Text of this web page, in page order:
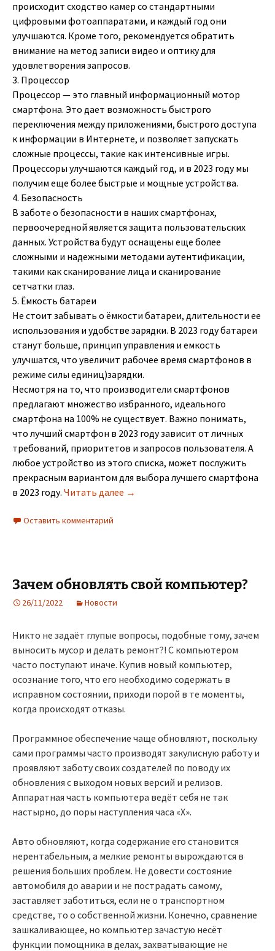
происходит сходство камер со стандартными
цифровыми фотоаппаратами, и каждый год они
улучшаются. Кроме того, рекомендуется обратить
внимание на метод записи видео и оптику для
удовлетворения запросов.
3. Процессор
Процессор — это главный информационный мотор
смартфона. Это дает возможность быстрого
переключения между приложениями, быстрого доступа
к информации в Интернете, и позволяет запускать
сложные процессы, такие как интенсивные игры.
Процессоры улучшаются каждый год, и в 2023 году мы
получим еще более быстрые и мощные устройства.
4. Безопасность
В заботе о безопасности в наших смартфонах,
первоочередной является защита пользовательских
данных. Устройства будут оснащены еще более
сложными и надежными методами аутентификации,
такими как сканирование лица и сканирование
сетчатки глаз.
5. Ёмкость батареи
Не стоит забывать о ёмкости батареи, длительности ее
использования и удобстве зарядки. В 2023 году батареи
станут больше, принцип управления и емкость
улучшатся, что увеличит рабочее время смартфонов в
режиме силы единиц)зарядки.
Несмотря на то, что производители смартфонов
предлагают множество избранного, идеального
смартфона на 100% не существует. Важно понимать,
что лучший смартфон в 2023 году зависит от личных
требований, приоритетов и запросов пользователя. А
любое устройство из этого списка, может послужить
прекрасным вариантом для выбора лучшего смартфона
в 2023 году. Читать далее Как выбрать лучший смартфон в
→
Оставить комментарий
Зачем обновлять свой компьютер?
26/11/2022 Новости
Никто не задаёт глупые вопросы, подобные тому, зачем
выносить мусор и делать ремонт?! С компьютером
часто поступают иначе. Купив новый компьютер,
осознание того, что его необходимо содержать в
исправном состоянии, приходи порой в те моменты,
когда происходят отказы.
Программное обеспечение чаще обновляют, поскольку
сами программы часто производят закулисную работу и
проявляют заботу своих создателей по поводу их
обновления с выходом новых версий и релизов.
Аппаратная часть компьютера ведёт себя не так
настырно, до поры наступления часа «Х».
Авто обновляют, когда содержание его становится
нерентабельным, а мелкие ремонты вырождаются в
решения больших проблем. Не довести состояние
автомобиля до аварии и не пострадать самому,
заставляет заботиться, если не о транспортном
средстве, то о собственной жизни. Конечно, сравнение
зашкаливающее, но компьютер зачастую несёт
функции помощника в делах, захватывающие не